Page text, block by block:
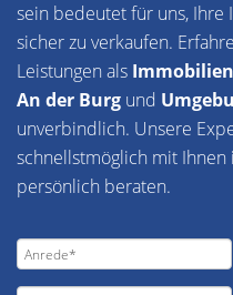
sein bedeutet für uns,
sicher zu verkaufen.
Leistungen als
An der Burg und
unverbindlich. Unsere
schnellstmöglich mit
persönlich beraten.